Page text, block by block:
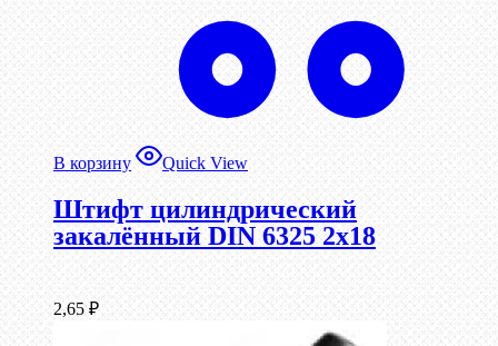
В корзину Quick View
Штифт цилиндрический
закалённый DIN 6325 2х18
2,65 ₽